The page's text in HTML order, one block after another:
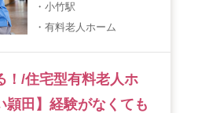
・小竹駅
・有料老人ホーム
！/住宅型有料老人ホ
頴田】経験がなくても